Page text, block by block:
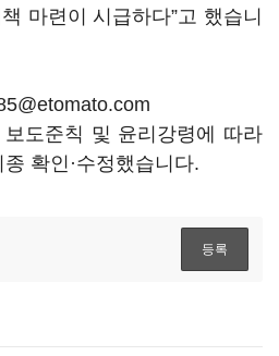
마련이 시급하다”고 했습니
도준칙 및 윤리강령에 따라
확인·수정했습니다.